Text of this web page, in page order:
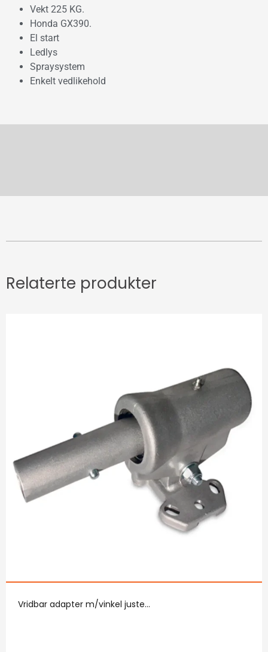
Vekt 225 KG.
Honda GX390.
El start
Ledlys
Spraysystem
Enkelt vedlikehold
Relaterte produkter
Vridbar adapter m/vinkel juste...